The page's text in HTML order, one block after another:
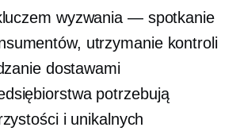
wyzwania — spotkanie
utrzymanie kontroli
dostawami
potrzebują
i unikalnych